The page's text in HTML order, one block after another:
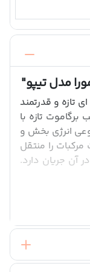
مدل تیپو"
تازه و قدرتمند
تازه با
انرژی بخش و
را منتقل
آن جریان دارد.